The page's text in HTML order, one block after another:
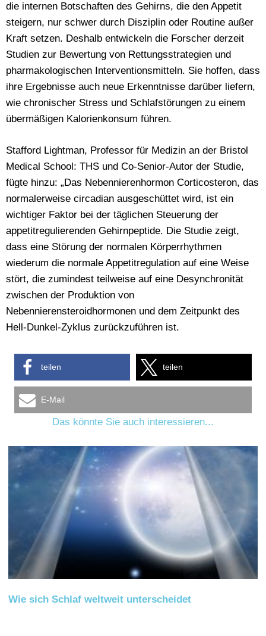
die internen Botschaften des Gehirns, die den Appetit
steigern, nur schwer durch Disziplin oder Routine außer
Kraft setzen. Deshalb entwickeln die Forscher derzeit
Studien zur Bewertung von Rettungsstrategien und
pharmakologischen Interventionsmitteln. Sie hoffen, dass
ihre Ergebnisse auch neue Erkenntnisse darüber liefern,
wie chronischer Stress und Schlafstörungen zu einem
übermäßigen Kalorienkonsum führen.
Stafford Lightman, Professor für Medizin an der Bristol
Medical School: THS und Co-Senior-Autor der Studie,
fügte hinzu: „Das Nebennierenhormon Corticosteron, das
normalerweise circadian ausgeschüttet wird, ist ein
wichtiger Faktor bei der täglichen Steuerung der
appetitregulierenden Gehirnpeptide. Die Studie zeigt,
dass eine Störung der normalen Körperrhythmen
wiederum die normale Appetitregulation auf eine Weise
stört, die zumindest teilweise auf eine Desynchronität
zwischen der Produktion von
Nebennierensteroidhormonen und dem Zeitpunkt des
Hell-Dunkel-Zyklus zurückzuführen ist.
teilen teilen
E-Mail
Das könnte Sie auch interessieren...
Wie sich Schlaf weltweit unterscheidet